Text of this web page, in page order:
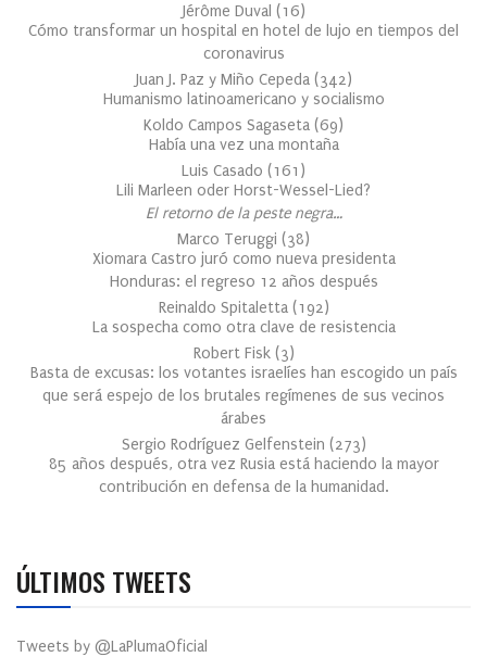
Jérôme Duval (16)
Cómo transformar un hospital en hotel de lujo en tiempos del
coronavirus
Juan J. Paz y Miño Cepeda (342)
Humanismo latinoamericano y socialismo
Koldo Campos Sagaseta (69)
Había una vez una montaña
Luis Casado (161 )
Lili Marleen oder Horst-Wessel-Lied?
El retorno de la peste negra…
Marco Teruggi (38)
Xiomara Castro juró como nueva presidenta
Honduras: el regreso 12 años después
Reinaldo Spitaletta (192)
La sospecha como otra clave de resistencia
Robert Fisk (3)
Basta de excusas: los votantes israelíes han escogido un país
que será espejo de los brutales regímenes de sus vecinos
árabes
Sergio Rodríguez Gelfenstein (273)
85 años después, otra vez Rusia está haciendo la mayor
contribución en defensa de la humanidad.
ÚLTIMOS TWEETS
Tweets by @LaPlumaOficial